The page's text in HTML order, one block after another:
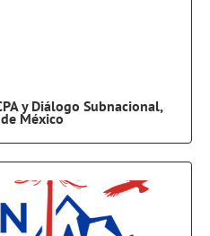
y Diálogo Subnacional,
México